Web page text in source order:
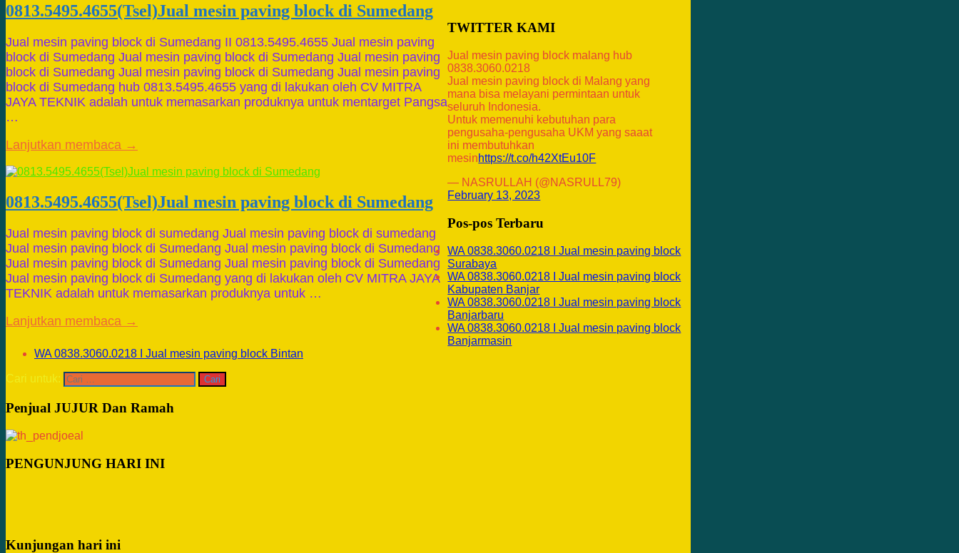
0813.5495.4655(Tsel)Jual mesin paving block di Sumedang
Jual mesin paving block di Sumedang II 0813.5495.4655 Jual mesin paving
block di Sumedang Jual mesin paving block di Sumedang Jual mesin paving
block di Sumedang Jual mesin paving block di Sumedang Jual mesin paving
block di Sumedang hub 0813.5495.4655 yang di lakukan oleh CV MITRA
JAYA TEKNIK adalah untuk memasarkan produknya untuk mentarget Pangsa
…
Lanjutkan membaca →
0813.5495.4655(Tsel)Jual mesin paving block di Sumedang
Jual mesin paving block di sumedang Jual mesin paving block di sumedang
Jual mesin paving block di Sumedang Jual mesin paving block di Sumedang
Jual mesin paving block di Sumedang Jual mesin paving block di Sumedang
Jual mesin paving block di Sumedang yang di lakukan oleh CV MITRA JAYA
TEKNIK adalah untuk memasarkan produknya untuk …
Lanjutkan membaca →
TWITTER KAMI
Jual mesin paving block malang hub
0838.3060.0218
Jual mesin paving block di Malang yang
mana bisa melayani permintaan untuk
seluruh Indonesia.
Untuk memenuhi kebutuhan para
pengusaha-pengusaha UKM yang saaat
ini membutuhkan
mesinhttps://t.co/h42XtEu10F
— NASRULLAH (@NASRULL79)
February 13, 2023
Pos-pos Terbaru
WA 0838.3060.0218 I Jual mesin paving block
Surabaya
WA 0838.3060.0218 I Jual mesin paving block
Kabupaten Banjar
WA 0838.3060.0218 I Jual mesin paving block
Banjarbaru
WA 0838.3060.0218 I Jual mesin paving block
Banjarmasin
WA 0838.3060.0218 I Jual mesin paving block Bintan
Cari untuk:
Penjual JUJUR Dan Ramah
PENGUNJUNG HARI INI
Kunjungan hari ini